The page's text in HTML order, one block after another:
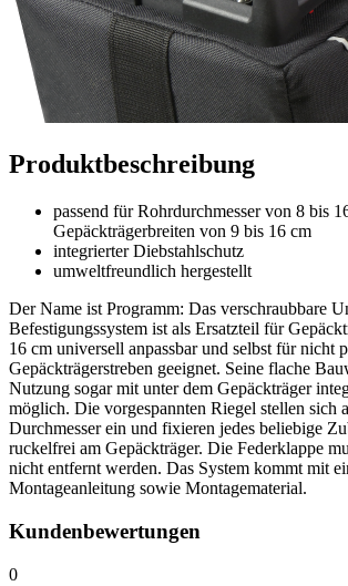
Produktbeschreibung
passend für Rohrdurchmesser von 8 bis
Gepäckträgerbreiten von 9 bis 16 cm
integrierter Diebstahlschutz
umweltfreundlich hergestellt
Der Name ist Programm: Das verschraubbare
Befestigungssystem ist als Ersatzteil für
16 cm universell anpassbar und selbst für nicht
Gepäckträgerstreben geeignet. Seine flache
Nutzung sogar mit unter dem Gepäckträger
möglich. Die vorgespannten Riegel stellen sich
Durchmesser ein und fixieren jedes beliebige
ruckelfrei am Gepäckträger. Die Federklappe
nicht entfernt werden. Das System kommt mit
Montageanleitung sowie Montagematerial.
Kundenbewertungen
0